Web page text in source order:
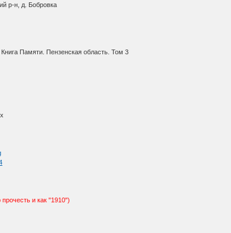
р-н, д. Бобровка
Памяти. Пензенская область. Том 3
и как "1910")